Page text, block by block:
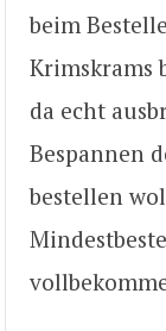
beim
Krimskrams
da echt
Bespannen
bestellen